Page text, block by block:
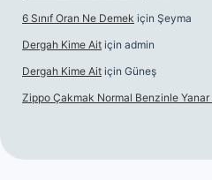
6 Sınıf Oran Ne Demek için Şeyma
Dergah Kime Ait için admin
Dergah Kime Ait için Güneş
Zippo Çakmak Normal Benzinle Yanar